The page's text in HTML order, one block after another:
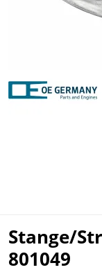
Stange/
801049